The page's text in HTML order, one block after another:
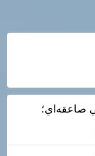
صاعقه‌اي؛